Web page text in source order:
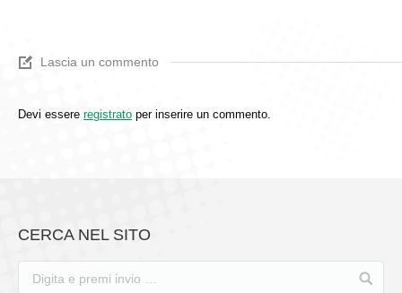
Lascia un commento
Devi essere registrato per inserire un commento.
CERCA NEL SITO